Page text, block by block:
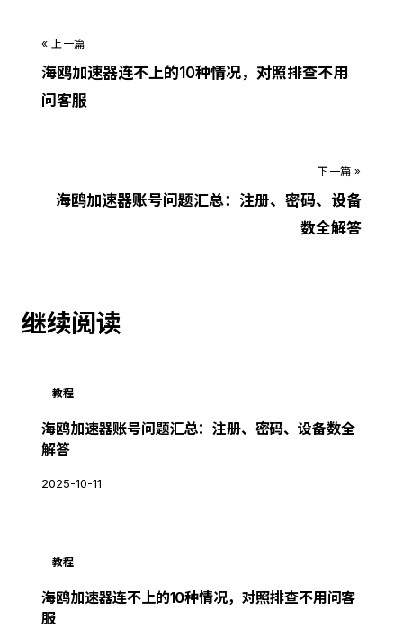
« 上一篇
海鸥加速器连不上的10种情况，对照排查不用
问客服
下一篇 »
海鸥加速器账号问题汇总：注册、密码、设备
数全解答
继续阅读
教程
海鸥加速器账号问题汇总：注册、密码、设备数全
解答
2025-10-11
教程
海鸥加速器连不上的10种情况，对照排查不用问客
服